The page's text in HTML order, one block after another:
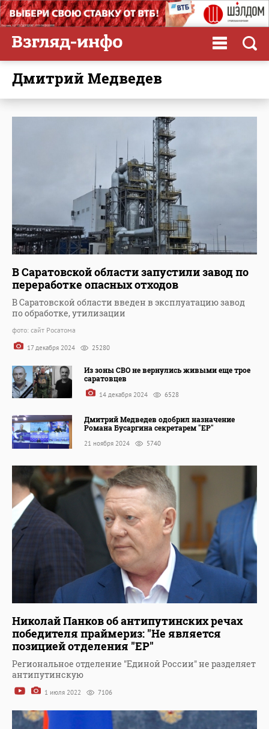
Дмитрий Медведев
В Саратовской области запустили завод по
переработке опасных отходов
В Саратовской области введен в эксплуатацию завод
по обработке, утилизации
фото: сайт Росатома
17 декабря 2024 25280
Из зоны СВО не вернулись живыми еще трое
саратовцев
14 декабря 2024 6528
Дмитрий Медведев одобрил назначение
Романа Бусаргина секретарем "ЕР"
21 ноября 2024 5740
Николай Панков об антипутинских речах
победителя праймериз: "Не является
позицией отделения "ЕР"
Региональное отделение "Единой России" не разделяет
антипутинскую
1 июля 2022 7106